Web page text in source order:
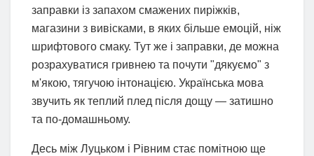
заправки із запахом смажених пиріжків,
магазини з вивісками, в яких більше емоцій, ніж
шрифтового смаку. Тут же і заправки, де можна
розрахуватися гривнею та почути "дякуємо" з
м'якою, тягучою інтонацією. Українська мова
звучить як теплий плед після дощу — затишно
та по-домашньому.
Десь між Луцьком і Рівним стає помітною ще